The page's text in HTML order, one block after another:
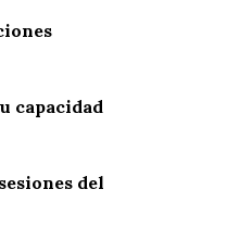
capacidad
del